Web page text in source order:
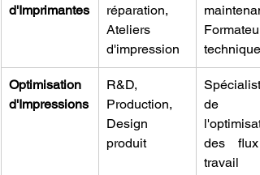
d'Imprimantes
réparation,
Ateliers
d'impression
Formateur
technique
Optimisation
d'Impressions
R&D,
Production,
Design
produit
Spécialiste
de
des flux
travail